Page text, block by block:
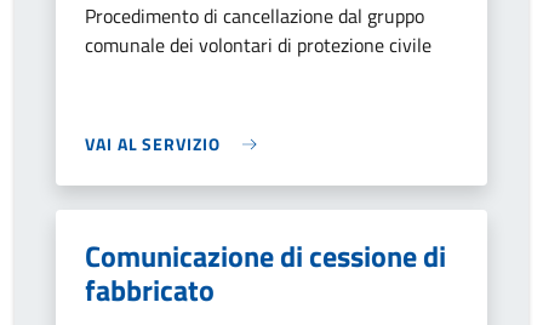
Procedimento di cancellazione dal gruppo
comunale dei volontari di protezione civile
VAI AL SERVIZIO
Comunicazione di cessione di
fabbricato